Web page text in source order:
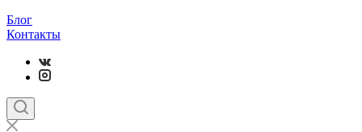
Блог
Контакты